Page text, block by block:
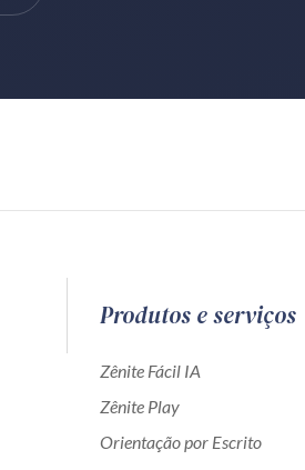
Produtos e serviços
Zênite Fácil IA
Zênite Play
Orientação por Escrito